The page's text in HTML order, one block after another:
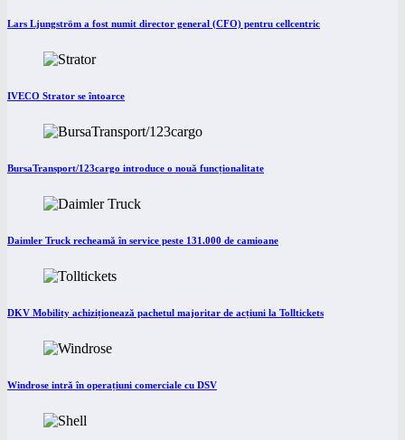
Lars Ljungström a fost numit director general (CFO) pentru cellcentric
IVECO Strator se întoarce
BursaTransport/123cargo introduce o nouă funcționalitate
Daimler Truck recheamă în service peste 131.000 de camioane
DKV Mobility achiziționează pachetul majoritar de acțiuni la Tolltickets
Windrose intră în operațiuni comerciale cu DSV